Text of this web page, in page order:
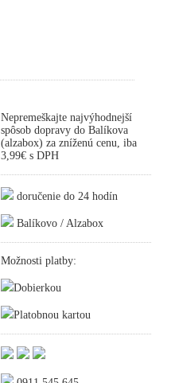
Nepremeškajte najvýhodnejší
spôsob dopravy do Balíkova
(alzabox) za zníženú cenu, iba
3,99€ s DPH
doručenie do 24 hodín
Balíkovo / Alzabox
Možnosti platby:
Dobierkou
Platobnou kartou